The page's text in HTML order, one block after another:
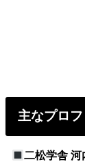
主なプロ
二松学舎 河